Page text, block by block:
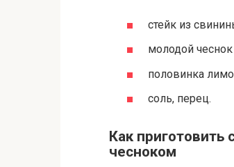
стейк из
молодой
половинка
соль, перец.
Как
чесноком